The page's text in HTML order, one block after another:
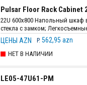
Pulsar Floor Rack Cabinet
22U 600x800 Напольный шкаф
стекла с замком;
с защелкой; Толщина стали:
; В комплекте: 4 вентилятора
сборка.
ЦЕНЫ AZN P. 562,95 azn
НЕТ В НАЛИЧИИ
LE05-47U61-PM